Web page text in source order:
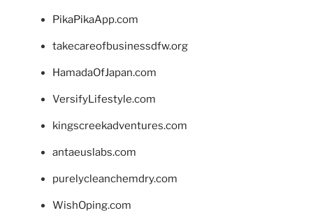
PikaPikaApp.com
takecareofbusinessdfw.org
HamadaOfJapan.com
VersifyLifestyle.com
kingscreekadventures.com
antaeuslabs.com
purelycleanchemdry.com
WishOping.com